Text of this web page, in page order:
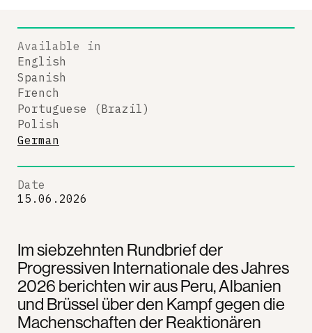
Im siebzehnten Rundbrief der
Progressiven Internationale des Jahres
2026 berichten wir aus Peru, Albanien
und Brüssel über den Kampf gegen die
Machenschaften der Reaktionären
Available in
English
Spanish
French
Portuguese (Brazil)
Polish
German
Date
15.06.2026